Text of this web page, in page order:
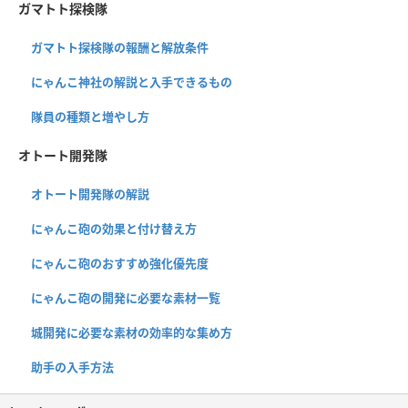
ガマトト探検隊
ガマトト探検隊の報酬と解放条件
にゃんこ神社の解説と入手できるもの
隊員の種類と増やし方
オトート開発隊
オトート開発隊の解説
にゃんこ砲の効果と付け替え方
にゃんこ砲のおすすめ強化優先度
にゃんこ砲の開発に必要な素材一覧
城開発に必要な素材の効率的な集め方
助手の入手方法